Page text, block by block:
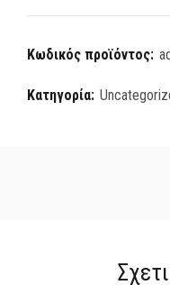
Κωδικός προϊόντος:
Κατηγορία: